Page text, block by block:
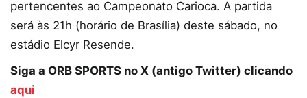
pertencentes ao Campeonato Carioca. A partida
será às 21h (horário de Brasília) deste sábado, no
estádio Elcyr Resende.
Siga a ORB SPORTS no X (antigo Twitter) clicando
aqui